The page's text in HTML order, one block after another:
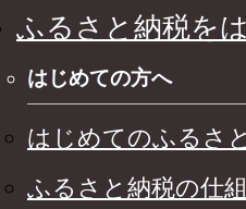
ふるさと納税を
はじめての方へ
はじめてのふるさ
ふるさと納税の仕